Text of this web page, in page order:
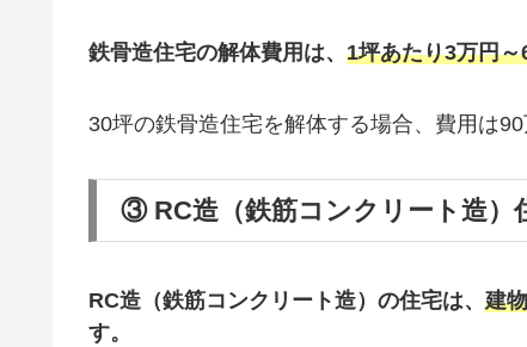
鉄骨造住宅の解体費用は、 1坪あたり3万円
30坪の鉄骨造住宅を解体する場合、費用は
③ RC造（鉄筋コンクリート造）
RC造（鉄筋コンクリート造）の住宅は、 建
す。